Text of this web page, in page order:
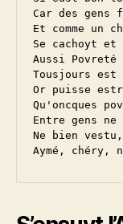
Car des gens
Et comme un
Se cachoyt et
Aussi
Tousjours est
Or puisse
Qu'oncques
Entre gens ne
Ne bien